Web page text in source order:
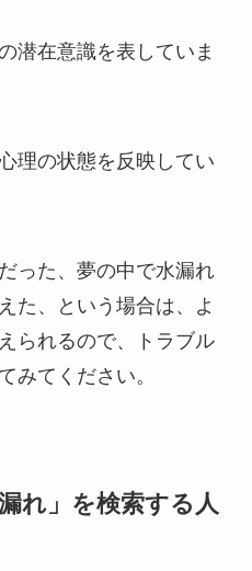
潜在意識を表していま
理の状態を反映してい
った、夢の中で水漏れ
た、という場合は、よ
られるので、トラブル
みてください。
れ」を検索する人